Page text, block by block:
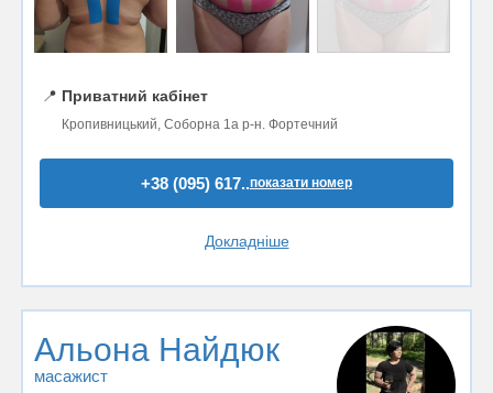
📍 Приватний кабінет
Кропивницький, Соборна 1а р-н. Фортечний
+38 (095) 617..показати номер
Докладніше
Альона Найдюк
масажист